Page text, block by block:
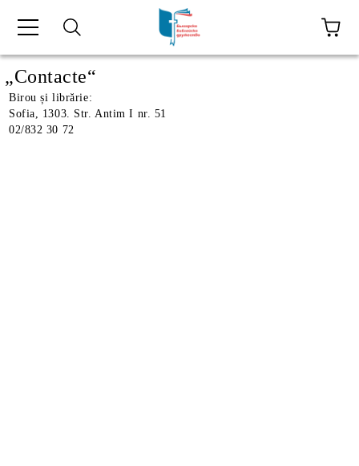
„Contacte“
Birou și librărie:
Sofia, 1303. Str. Antim I nr. 51
02/832 30 72